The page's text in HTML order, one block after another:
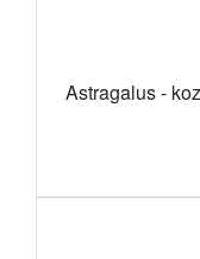
Astragalus -